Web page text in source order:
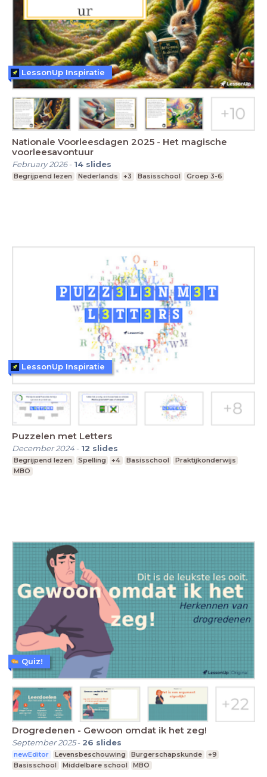
Nationale Voorleesdagen 2025 - Het magische
voorleesavontuur
February 2026- 14 slides
Begrijpend lezen Nederlands +3 Basisschool Groep 3-6
LessonUp Inspiratie
Puzzelen met Letters
December 2024- 12 slides
Begrijpend lezen Spelling +4 Basisschool
Praktijkonderwijs
MBO
LessonUp Inspiratie
Drogredenen - Gewoon omdat ik het zeg!
September 2025- 26 slides
newEditor Levensbeschouwing Burgerschapskunde
+9
Basisschool
Middelbare school MBO
Quiz!